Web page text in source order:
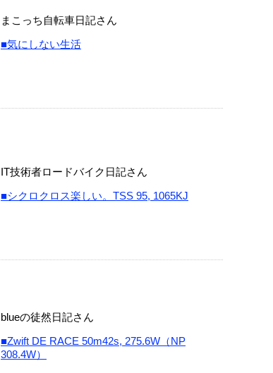
まこっち自転車日記さん
■気にしない生活
IT技術者ロードバイク日記さん
■シクロクロス楽しい。TSS 95, 1065KJ
blueの徒然日記さん
■Zwift DE RACE 50m42s, 275.6W（NP
308.4W）